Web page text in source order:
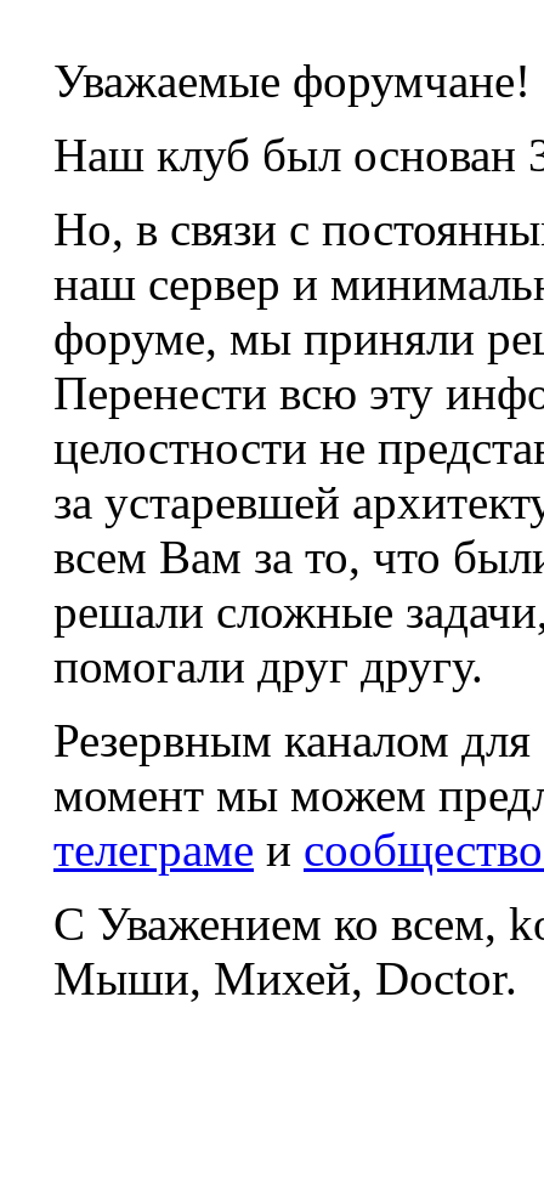
Уважаемые форумчане!
Наш клуб был основан
Но, в связи с
наш сервер и
форуме, мы приняли
Перенести всю эту
целостности не
за устаревшей
всем Вам за то, что
решали сложные
помогали друг другу.
Резервным каналом
момент мы можем
телеграме и
С Уважением ко всем,
Мыши, Михей, Doctor.